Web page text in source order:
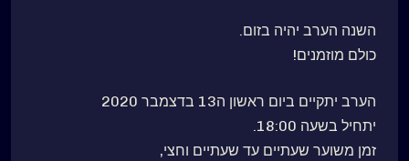
השנה הערב יהיה בזום.
כולם מוזמנים!
הערב יתקיים ביום ראשון ה13 בדצמבר 2020
יתחיל בשעה 18:00.
זמן משוער שעתיים עד שעתיים וחצי,